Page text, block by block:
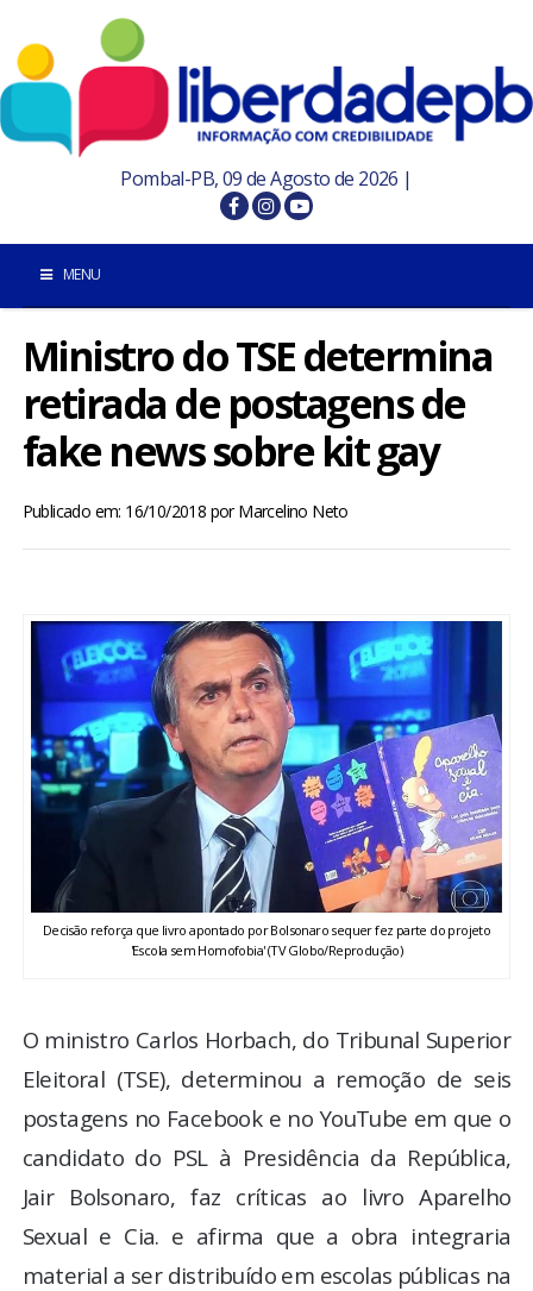
Pombal-PB, 09 de Agosto de 2026 |
MENU
INÍCIO
POMBAL E REGIÃO
BRASIL
ESPORTES
ENTRETENIMENTO
ENQUETE
TV LPB
Ministro do TSE determina
retirada de postagens de
fake news sobre kit gay
Publicado em: 16/10/2018 porMarcelino Neto
Decisão reforça que livro apontado por Bolsonaro sequer fez parte do projeto
'Escola sem Homofobia' (TV Globo/Reprodução)
O ministro Carlos Horbach, do Tribunal Superior
Eleitoral (TSE), determinou a remoção de seis
postagens no Facebook e no YouTube em que o
candidato do PSL à Presidência da República,
Jair Bolsonaro, faz críticas ao livro Aparelho
Sexual e Cia. e afirma que a obra integraria
material a ser distribuído em escolas públicas na